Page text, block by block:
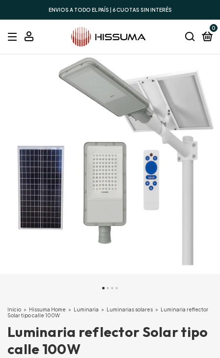
ENVIOS A TODO EL PAÍS | 6 CUOTAS SIN INTERÉS
0
Inicio > Hissuma Home > Luminaria > Luminarias solares > Luminaria reflector
Solar tipo calle 100W
Luminaria reflector Solar tipo
calle 100W